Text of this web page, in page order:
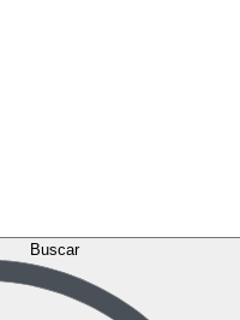
Buscar